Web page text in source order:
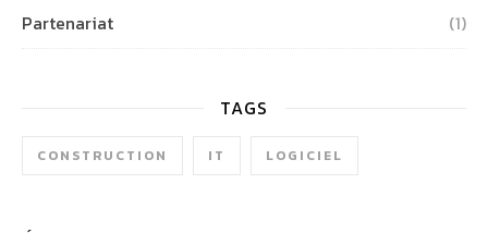
Partenariat
(1)
TAGS
CONSTRUCTION IT LOGICIEL